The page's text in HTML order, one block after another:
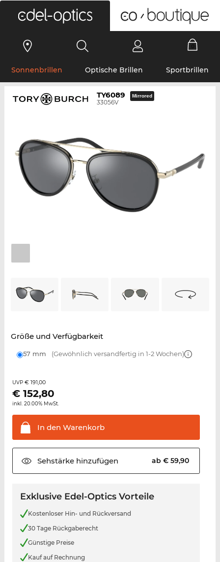
Sonnenbrillen Optische Brillen Sportbrillen
TY6089
33056V
Mirrored
Größe und Verfügbarkeit
57 mm (Gewöhnlich versandfertig in 1-2 Wochen)
UVP € 191,00
€ 152,80
inkl. 20.00% MwSt.
In den Warenkorb
Sehstärkehinzufügen ab € 59,90
Exklusive Edel-Optics Vorteile
Kostenloser Hin- und Rückversand
30 Tage Rückgaberecht
Günstige Preise
Kauf auf Rechnung